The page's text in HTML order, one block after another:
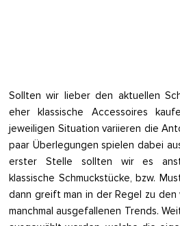
Sollten wir lieber den aktuellen
eher klassische Accessoires
jeweiligen Situation variieren die
paar Überlegungen spielen dabei
erster Stelle sollten wir es
klassische Schmuckstücke, bzw.
dann greift man in der Regel zu
manchmal ausgefallenen Trends.